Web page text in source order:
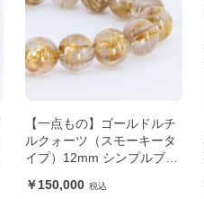
【一点もの】ゴールドルチ
ルクォーツ（スモーキータ
イプ）12mm シンプルブレ
150,000